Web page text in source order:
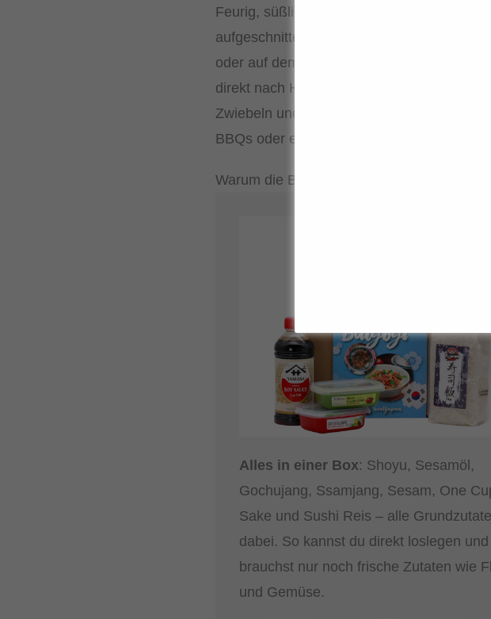
Feurig, süßlich, würzig: Bulgogi ist ein
aufgeschnittene Rindfleisch wird in einer
oder auf dem Grill gegart. Mit dieser
direkt nach Hause, ganz ohne
Zwiebeln und Frühlingszwiebeln – alles
BBQs oder einfach, wenn dich das Fernweh
Warum die Bulgogi Kochbox von
Alles in einer Box: Shoyu, Sesamöl,
Gochujang, Ssamjang, Sesam, One
Sake und Sushi Reis – alle
dabei. So kannst du direkt loslegen und
brauchst nur noch frische Zutaten wie
und Gemüse.